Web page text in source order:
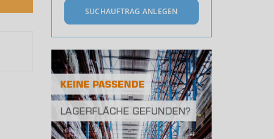
SUCHAUFTRAG ANLEGEN